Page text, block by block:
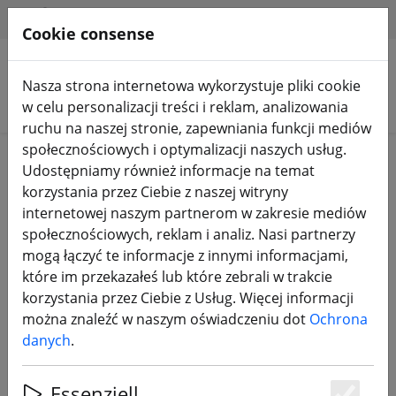
Szukaj produktów
Home Komponenty Anteny FPV
Axisflying Prism V2 5,8 G LHCP 100
mm – antena FPV w edycji
specjalnej
Cookie consense
Nasza strona internetowa wykorzystuje pliki cookie
w celu personalizacji treści i reklam, analizowania
ruchu na naszej stronie, zapewniania funkcji mediów
społecznościowych i optymalizacji naszych usług.
Udostępniamy również informacje na temat
korzystania przez Ciebie z naszej witryny
internetowej naszym partnerom w zakresie mediów
społecznościowych, reklam i analiz. Nasi partnerzy
mogą łączyć te informacje z innymi informacjami,
które im przekazałeś lub które zebrali w trakcie
korzystania przez Ciebie z Usług. Więcej informacji
można znaleźć w naszym oświadczeniu dot Ochrona
danych.